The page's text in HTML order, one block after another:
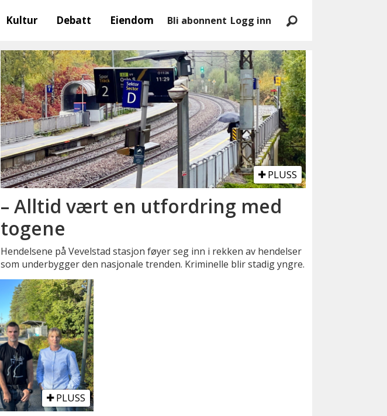
Kultur Debatt Eiendom Bli abonnent Logg inn
PLUSS
– Alltid vært en utfordring med
togene
Hendelsene på Vevelstad stasjon føyer seg inn i rekken av hendelser
som underbygger den nasjonale trenden. Kriminelle blir stadig yngre.
PLUSS